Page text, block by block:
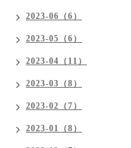
2023-06（6）
2023-05（6）
2023-04（11）
2023-03（8）
2023-02（7）
2023-01（8）